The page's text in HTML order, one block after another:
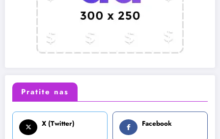
Pratite nas
X (Twitter) Facebook